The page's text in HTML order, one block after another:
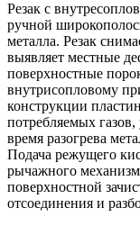
Резак с
ручной
металла. Резак
выявляет местные
поверхностные
внутрисопловому
конструкции
потребляемых
время разогрева
Подача режущего
рычажного
поверхностной
отсоединения и